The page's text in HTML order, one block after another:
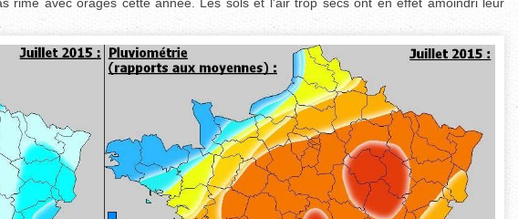
rimé avec orages cette année. Les sols et l'air trop secs ont en effet amoindri leur